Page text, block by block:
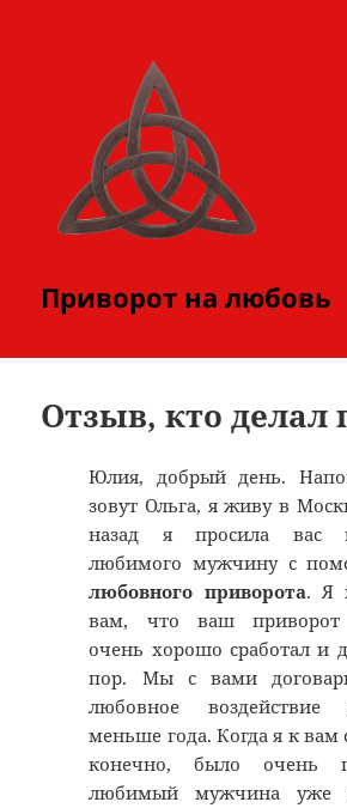
Приворот на любовь
Отзыв, кто делал
Юлия, добрый день.
зовут Ольга, я живу в
назад я просила вас
любимого мужчину с
любовного приворота. Я
вам, что ваш приворот
очень хорошо сработал и
пор. Мы с вами
любовное
меньше года. Когда я к вам
конечно, было очень
любимый мужчина уже